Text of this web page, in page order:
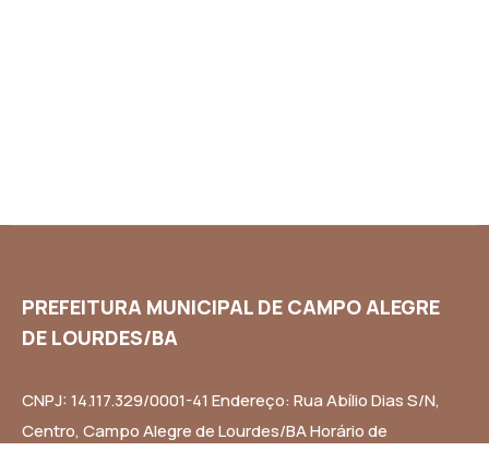
PREFEITURA MUNICIPAL DE CAMPO ALEGRE
DE LOURDES/BA
CNPJ: 14.117.329/0001-41 Endereço: Rua Abílio Dias S/N,
Centro, Campo Alegre de Lourdes/BA Horário de